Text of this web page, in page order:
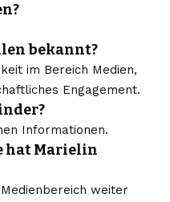
bekannt?
im Bereich Medien,
Engagement.
Informationen.
hat Marielin
weiter